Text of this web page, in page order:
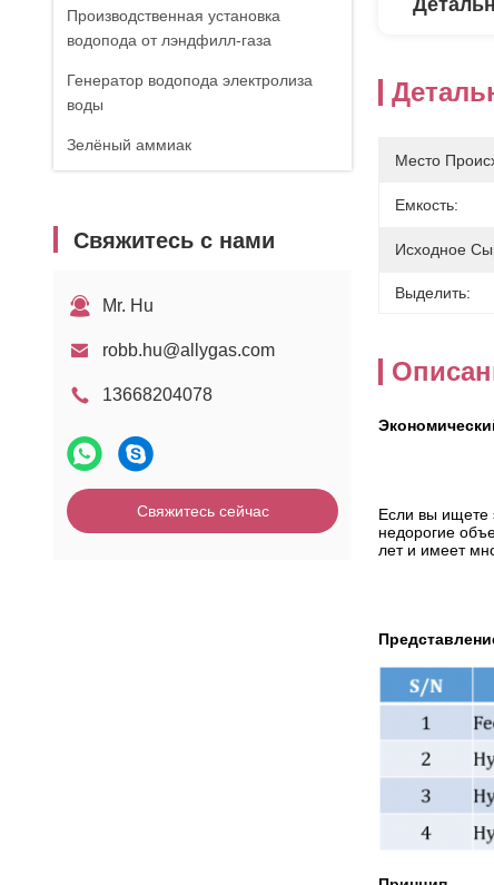
Производственная установка
водопода от лэндфилл-газа
Генератор водопода электролиза
воды
Зелёный аммиак
Свяжитесь с нами
Mr. Hu
robb.hu@allygas.com
13668204078
Свяжитесь сейчас
Место
Емкость:
Исходное
Выделить:
Если вы ищете
недорогие
лет и имеет